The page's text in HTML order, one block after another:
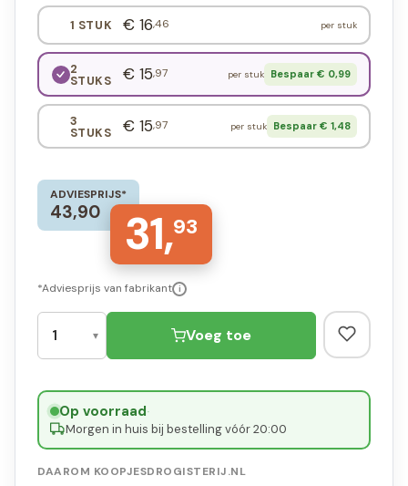
1 STUK € 16,46 per stuk
2
STUKS € 15,97 per stuk Bespaar € 0,99
3
STUKS € 15,97 per stuk Bespaar € 1,48
ADVIESPRIJS*
43,90 31,93
*Adviesprijs van fabrikant i
Voeg toe
Op voorraad·
Morgen in huis bij bestelling vóór 20:00
DAAROM KOOPJESDROGISTERIJ.NL